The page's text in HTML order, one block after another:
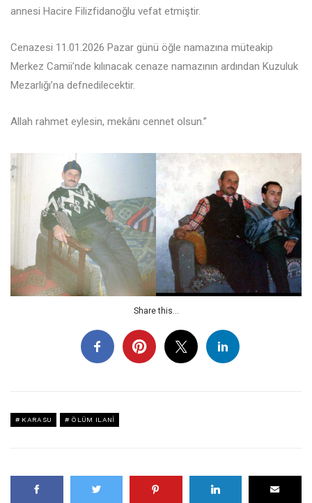
annesi Hacire Filizfidanoğlu vefat etmiştir.
Cenazesi 11.01.2026 Pazar günü öğle namazına müteakip
Merkez Camii’nde kılınacak cenaze namazının ardından Kuzuluk
Mezarlığı’na defnedilecektir.
Allah rahmet eylesin, mekânı cennet olsun.”
Share this...
KARASU ÖLÜM ILANI